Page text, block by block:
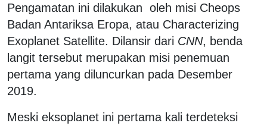
Pengamatan ini dilakukan oleh misi Cheops
Badan Antariksa Eropa, atau Characterizing
Exoplanet Satellite. Dilansir dari CNN, benda
langit tersebut merupakan misi penemuan
pertama yang diluncurkan pada Desember
2019.
Meski eksoplanet ini pertama kali terdeteksi